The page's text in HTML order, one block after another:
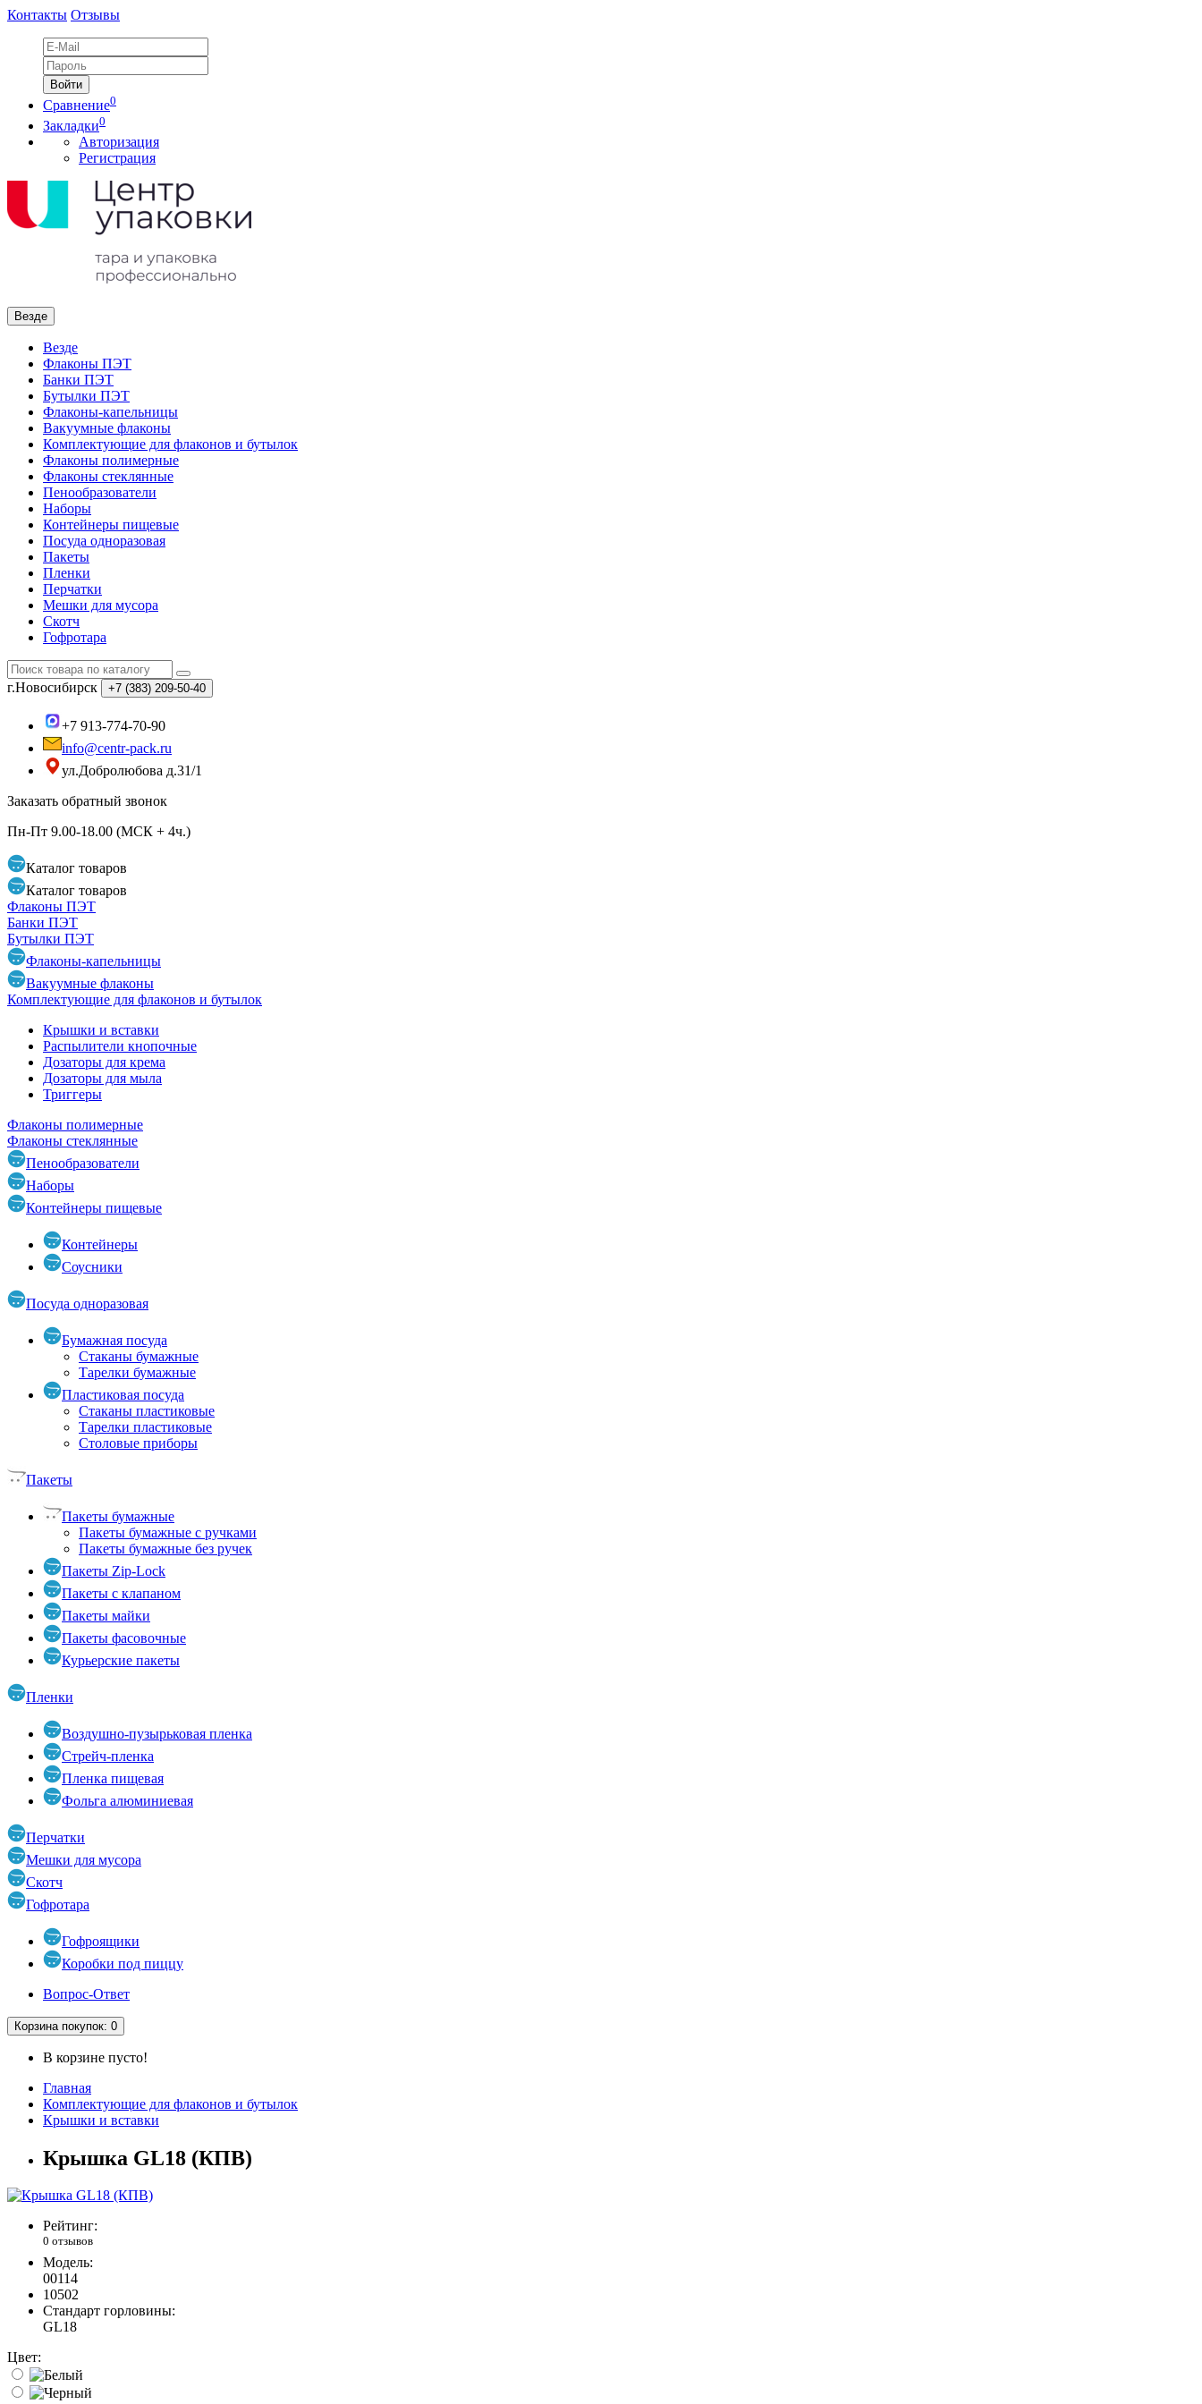
Контакты Отзывы
Сравнение0
Закладки0
Авторизация
Регистрация
Везде
Везде
Флаконы ПЭТ
Банки ПЭТ
Бутылки ПЭТ
Флаконы-капельницы
Вакуумные флаконы
Комплектующие для флаконов и бутылок
Флаконы полимерные
Флаконы стеклянные
Пенообразователи
Наборы
Контейнеры пищевые
Посуда одноразовая
Пакеты
Пленки
Перчатки
Мешки для мусора
Скотч
Гофротара
г.Новосибирск +7 (383) 209-50-40
+7 913-774-70-90
info@centr-pack.ru
ул.Добролюбова д.31/1
Заказать обратный звонок
Пн-Пт 9.00-18.00 (МСК + 4ч.)
Каталог товаров
Каталог товаров
Флаконы ПЭТ
Банки ПЭТ
Бутылки ПЭТ
Флаконы-капельницы
Вакуумные флаконы
Комплектующие для флаконов и бутылок
Крышки и вставки
Распылители кнопочные
Дозаторы для крема
Дозаторы для мыла
Триггеры
Флаконы полимерные
Флаконы стеклянные
Пенообразователи
Наборы
Контейнеры пищевые
Контейнеры
Соусники
Посуда одноразовая
Бумажная посуда
Стаканы бумажные
Тарелки бумажные
Пластиковая посуда
Стаканы пластиковые
Тарелки пластиковые
Столовые приборы
Пакеты
Пакеты бумажные
Пакеты бумажные с ручками
Пакеты бумажные без ручек
Пакеты Zip-Lock
Пакеты с клапаном
Пакеты майки
Пакеты фасовочные
Курьерские пакеты
Пленки
Воздушно-пузырьковая пленка
Стрейч-пленка
Пленка пищевая
Фольга алюминиевая
Перчатки
Мешки для мусора
Скотч
Гофротара
Гофроящики
Коробки под пиццу
Вопрос-Ответ
Корзина покупок: 0
В корзине пусто!
Главная
Комплектующие для флаконов и бутылок
Крышки и вставки
Крышка GL18 (КПВ)
Рейтинг:
0 отзывов
Модель:
00114
10502
Стандарт горловины:
GL18
Цвет: